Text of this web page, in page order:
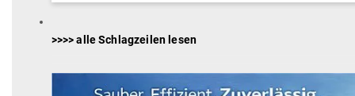
>>>> alle Schlagzeilen lesen